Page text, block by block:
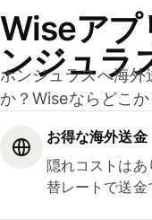
Wiseアプ
ンジュラ
ホンジュラスへ海
か？Wiseならどこか
お得な海外送金
隠れコストは
替レートで送金